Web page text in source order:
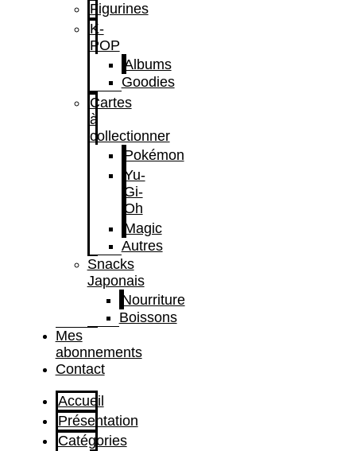
Figurines
K-
POP
Albums
Goodies
Cartes
à
collectionner
Pokémon
Yu-
Gi-
Oh
Magic
Autres
Snacks
Japonais
Nourriture
Boissons
Mes
abonnements
Contact
Accueil
Présentation
Catégories